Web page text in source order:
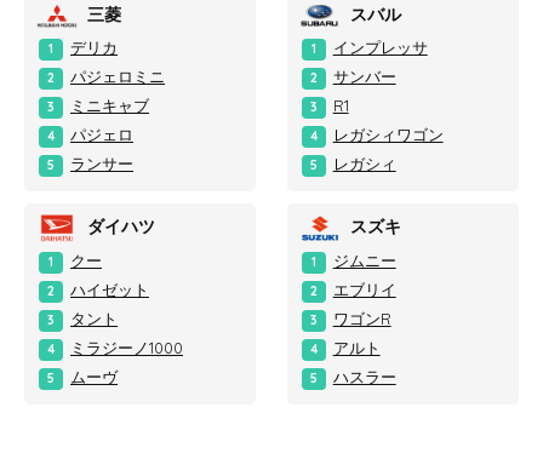
三菱
1 デリカ
2 パジェロミニ
3 ミニキャブ
4 パジェロ
5 ランサー
スバル
1 インプレッサ
2 サンバー
3 R1
4 レガシィワゴン
5 レガシィ
ダイハツ
1 クー
2 ハイゼット
3 タント
4 ミラジーノ1000
5 ムーヴ
スズキ
1 ジムニー
2 エブリイ
3 ワゴンR
4 アルト
5 ハスラー